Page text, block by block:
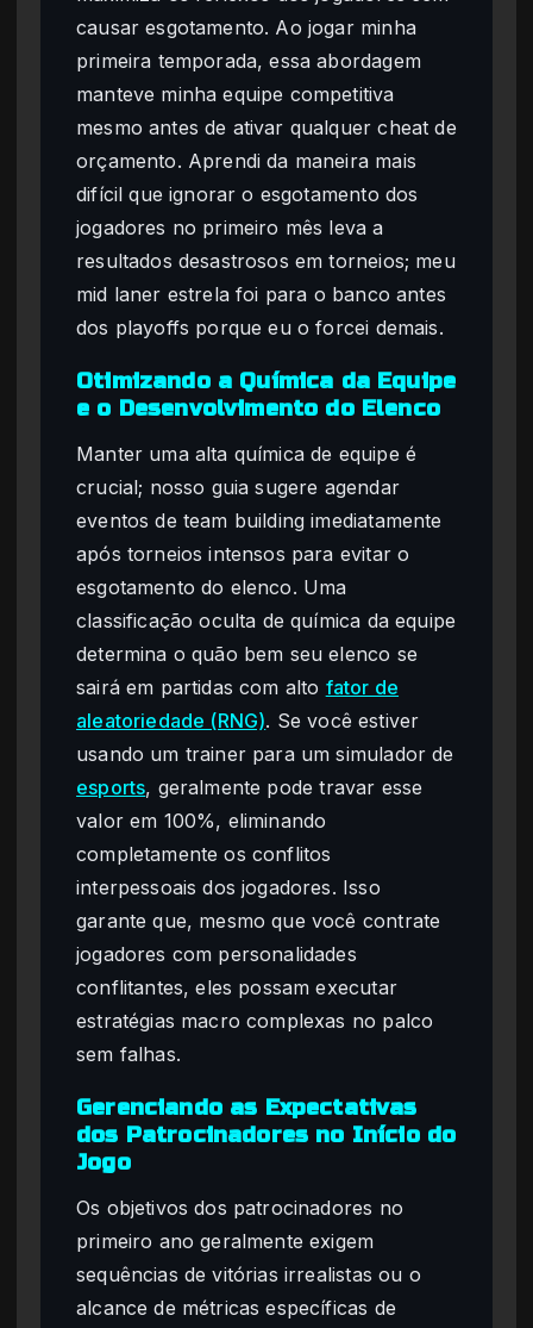
causar esgotamento. Ao jogar minha
primeira temporada, essa abordagem
manteve minha equipe competitiva
mesmo antes de ativar qualquer cheat de
orçamento. Aprendi da maneira mais
difícil que ignorar o esgotamento dos
jogadores no primeiro mês leva a
resultados desastrosos em torneios; meu
mid laner estrela foi para o banco antes
dos playoffs porque eu o forcei demais.
Otimizando a Química da Equipe
e o Desenvolvimento do Elenco
Manter uma alta química de equipe é
crucial; nosso guia sugere agendar
eventos de team building imediatamente
após torneios intensos para evitar o
esgotamento do elenco. Uma
classificação oculta de química da equipe
determina o quão bem seu elenco se
sairá em partidas com alto fator de
aleatoriedade (RNG). Se você estiver
usando um trainer para um simulador de
esports, geralmente pode travar esse
valor em 100%, eliminando
completamente os conflitos
interpessoais dos jogadores. Isso
garante que, mesmo que você contrate
jogadores com personalidades
conflitantes, eles possam executar
estratégias macro complexas no palco
sem falhas.
Gerenciando as Expectativas
dos Patrocinadores no Início do
Jogo
Os objetivos dos patrocinadores no
primeiro ano geralmente exigem
sequências de vitórias irrealistas ou o
alcance de métricas específicas de